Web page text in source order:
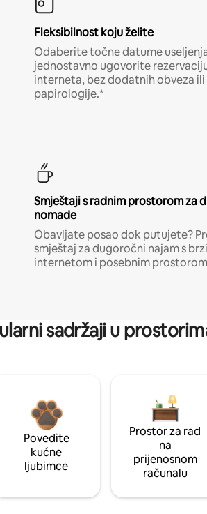
Fleksibilnost koju želite
Odaberite točne datume
jednostavno ugovorite
interneta, bez dodatnih obveza ili
papirologije.*
Smještaji s radnim prostorom za
nomade
Obavljate posao dok putujete?
smještaj za dugoročni najam s
internetom i posebnim
sadržaji u
Povedite
kućne
ljubimce
Prostor za rad
na
prijenosnom
računalu